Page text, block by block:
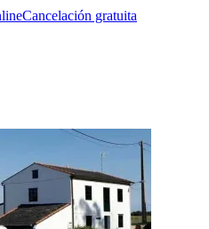
Cancelación gratuita